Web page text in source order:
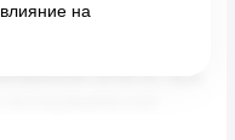
на